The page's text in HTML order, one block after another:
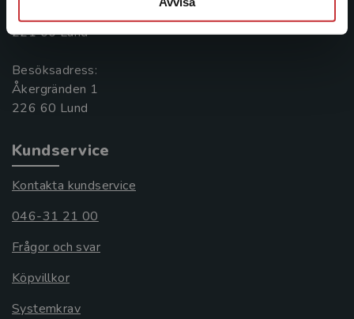
221 00 Lund
Besöksadress:
Åkergränden 1
Kundservice
Kontakta kundservice
046-31 21 00
Frågor och svar
Köpvillkor
Systemkrav